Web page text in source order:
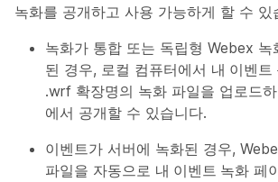
녹화를 공개하고 사용 가능하게 할 수 있
녹화가 통합 또는 독립형 Webex 녹
된 경우, 로컬 컴퓨터에서 내 이벤트
.wrf 확장명의 녹화 파일을 업로드
에서 공개할 수 있습니다.
이벤트가 서버에 녹화된 경우,
파일을 자동으로 내 이벤트 녹화 페